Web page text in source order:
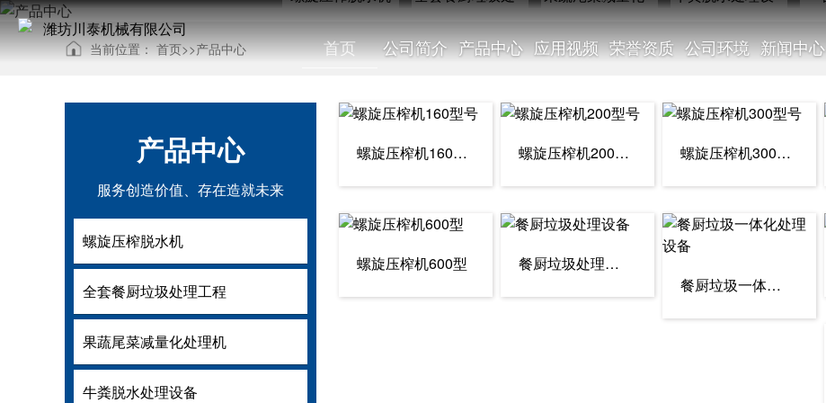
首页 公司简介 产品中心 应用视频 荣誉资质 公司环境 新闻中心
产品中心
服务创造价值、存在造就未来
当前位置：首页>>产品中心
产品中心
服务创造价值、存在造就未来
螺旋压榨脱水机
全套餐厨垃圾处理工程
果蔬尾菜减量化处理机
牛粪脱水处理设备
螺旋压榨机160型号 螺旋压榨机200型号 螺旋压榨机300型号
螺旋压榨机600型
餐厨垃圾处理设备
餐厨垃圾一体化处理设备